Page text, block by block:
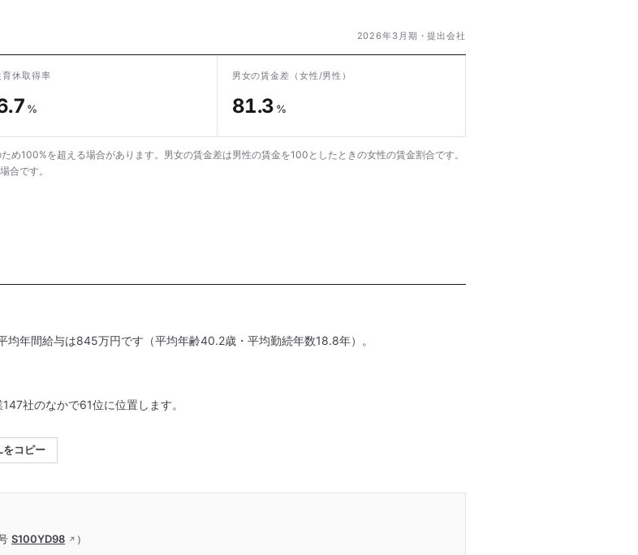
2026年3月期・提出会社
育休取得率
%
男女の賃金差 （女性/男性）
81.3 %
め100%を超える場合があります。男女の賃金差は男性の賃金を100としたときの女性の賃金割合です。
合です。
年間給与は845万円です（平均年齢40.2歳・平均勤続年数18.8年）。
社のなかで61位に位置します。
をコピー
S100YD98 ）